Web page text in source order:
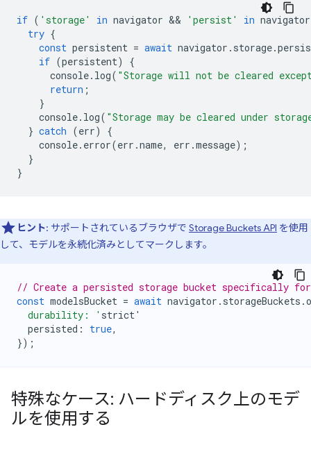
if ( 'storage' in navigator && 'persist' in navigator
try {
const persistent = await navigator . storage.
if (persistent)
{
console. log( "Storage will not be cleared
return ;
}
console. log( "Storage may be cleared under
} catch (err)
{
console. error(err .name, err .message);
}
}
ヒント: サポートされているブラウザで Storage Buckets API を使用
して、モデルを永続化済みとしてマークします。
// Create a persisted storage bucket specifically for
const modelsBucket = await navigator . storageBuckets .
  durability: '
strict'
persisted : true,
});
特殊なケース: ハードディスク上のモデ
ルを使用する